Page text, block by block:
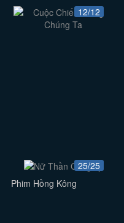
12/12
25/25
Phim Hồng Kông